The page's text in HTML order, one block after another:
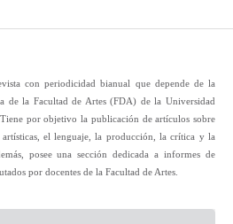
con periodicidad bianual que depende de la
de la Facultad de Artes (FDA) de la Universidad
por objetivo la publicación de artículos sobre
artísticas, el lenguaje, la producción, la crítica y la
posee una sección dedicada a informes de
por docentes de la Facultad de Artes.